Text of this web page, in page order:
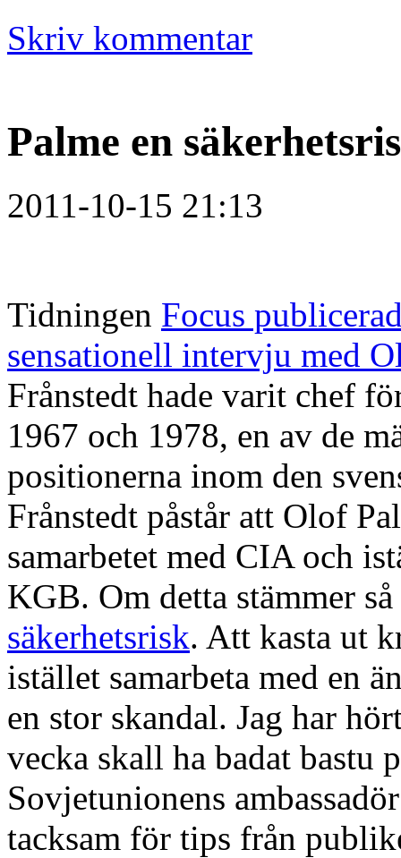
Skriv kommentar
Palme en
2011-10-15 21:13
Tidningen Focus
sensationell intervju med
Frånstedt hade varit chef
1967 och 1978, en av de
positionerna inom den
Frånstedt påstår att Olof
samarbetet med CIA och
KGB. Om detta stämmer
säkerhetsrisk. Att kasta ut
istället samarbeta med en
en stor skandal. Jag har
vecka skall ha badat bastu
Sovjetunionens
tacksam för tips från